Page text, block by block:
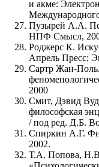
и акме:
Пузырей А.А.
НПФ Смысл,
Роджерс К.
Апрель Пресс;
Сартр Жан-
2000
Смит, Дэвид
философская
/ под ред. Д.Б.
Спиркин А.Г.
2002.
Т.А. Попова,